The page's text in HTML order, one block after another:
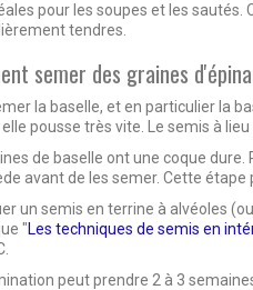
pour les soupes et les
tendres.
semer des graines
la baselle, et en particulier la
elle pousse très vite. Le semis à
de baselle ont une coque
avant de les semer. Cette
un semis en terrine à alvéoles
"Les techniques de semis en
peut prendre 2 à 3